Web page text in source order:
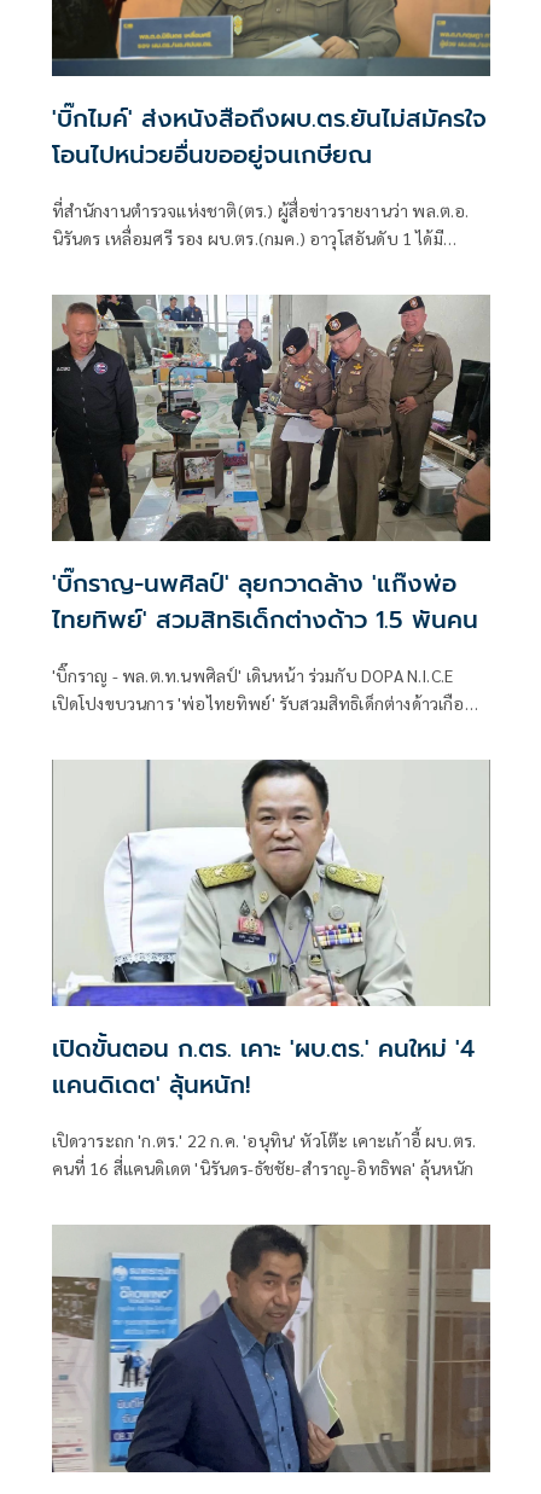
'บิ๊กไมค์' ส่งหนังสือถึงผบ.ตร.ยันไม่สมัครใจ
โอนไปหน่วยอื่นขออยู่จนเกษียณ
ที่สำนักงานตำรวจแห่งชาติ(ตร.) ผู้สื่อข่าวรายงานว่า พล.ต.อ.
นิรันดร เหลื่อมศรี รอง ผบ.ตร.(กมค.) อาวุโสอันดับ 1 ได้มี
'บิ๊กราญ-นพศิลป์' ลุยกวาดล้าง 'แก๊งพ่อ
ไทยทิพย์' สวมสิทธิเด็กต่างด้าว 1.5 พันคน
'บิ๊กราญ - พล.ต.ท.นพศิลป์' เดินหน้า ร่วมกับ DOPA N.I.C.E
เปิดโปงขบวนการ 'พ่อไทยทิพย์' รับสวมสิทธิเด็กต่างด้าวเกือบ
เปิดขั้นตอน ก.ตร. เคาะ 'ผบ.ตร.' คนใหม่ '4
แคนดิเดต' ลุ้นหนัก!
เปิดวาระถก 'ก.ตร.' 22 ก.ค. 'อนุทิน' หัวโต๊ะ เคาะเก้าอี้ ผบ.ตร.
คนที่ 16 สี่แคนดิเดต 'นิรันดร-ธัชชัย-สำราญ-อิทธิพล' ลุ้นหนัก